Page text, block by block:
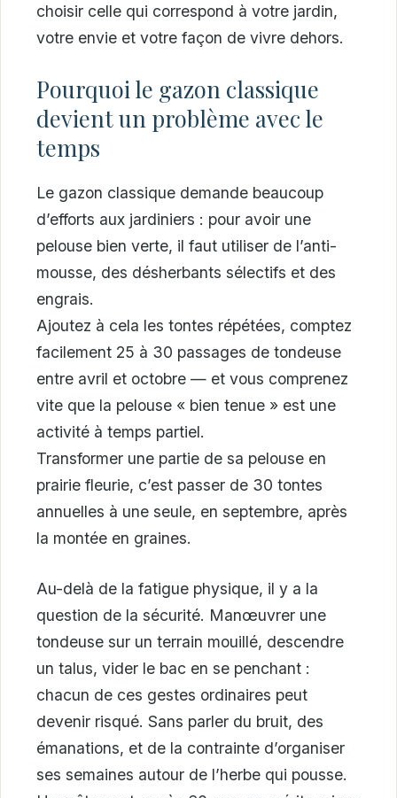
choisir celle qui correspond à votre jardin,
votre envie et votre façon de vivre dehors.
Pourquoi le gazon classique
devient un problème avec le
temps
Le gazon classique demande beaucoup
d’efforts aux jardiniers : pour avoir une
pelouse bien verte, il faut utiliser de l’anti-
mousse, des désherbants sélectifs et des
engrais.
Ajoutez à cela les tontes répétées, comptez
facilement 25 à 30 passages de tondeuse
entre avril et octobre — et vous comprenez
vite que la pelouse « bien tenue » est une
activité à temps partiel.
Transformer une partie de sa pelouse en
prairie fleurie, c’est passer de 30 tontes
annuelles à une seule, en septembre, après
la montée en graines.
Au-delà de la fatigue physique, il y a la
question de la sécurité. Manœuvrer une
tondeuse sur un terrain mouillé, descendre
un talus, vider le bac en se penchant :
chacun de ces gestes ordinaires peut
devenir risqué. Sans parler du bruit, des
émanations, et de la contrainte d’organiser
ses semaines autour de l’herbe qui pousse.